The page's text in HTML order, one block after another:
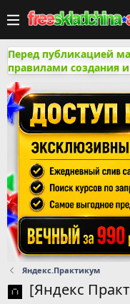
Перед публикацией
правилами создания
Яндекс.Практикум
[Яндекс